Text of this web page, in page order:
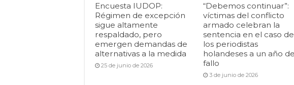
Encuesta IUDOP:
Régimen de excepción
sigue altamente
respaldado, pero
emergen demandas de
alternativas a la medida
25 de junio de 2026
“Debemos continuar”:
víctimas del conflicto
armado celebran la
sentencia en el caso de
los periodistas
holandeses a un año
fallo
3 de junio de 2026